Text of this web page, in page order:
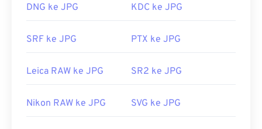
DNG ke JPG KDC ke JPG
SRF ke JPG PTX ke JPG
Leica RAW ke JPG SR2 ke JPG
Nikon RAW ke JPG SVG ke JPG